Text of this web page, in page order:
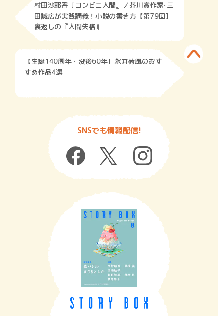
村田沙耶香『コンビニ人間』／芥川賞作家･三
田誠広が実践講義！小説の書き方【第79回】
裏返しの『人間失格』
【生誕140周年・没後60年】永井荷風のおす
すめ作品4選
SNSでも情報配信!